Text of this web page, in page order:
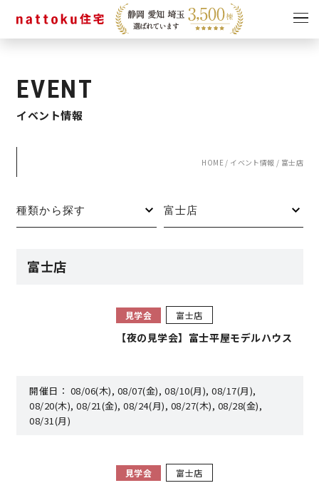
見学会
タップで電話をかける
EVENT
イベント情報
HOME/ イベント情報 / 富士店
富士店
見学会 富士店
【夜の見学会】富士平屋モデルハウス
開催日： 08/06(木), 08/07(金), 08/10(月), 08/17(月),
08/20(木), 08/21(金), 08/24(月), 08/27(木), 08/28(金),
08/31(月)
見学会 富士店